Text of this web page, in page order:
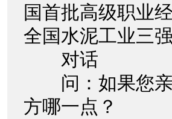
国首批高级职业
全国水泥工业三
对话
问：如果您亲
方哪一点？